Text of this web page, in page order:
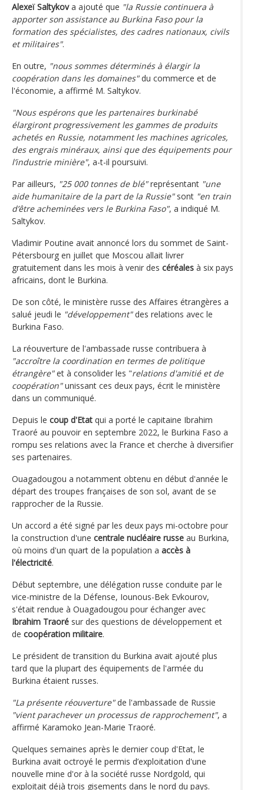
Alexeï Saltykova ajouté que "la Russie continuera à
apporter son assistance au Burkina Faso pour la
formation des spécialistes, des cadres nationaux, civils
et militaires".
En outre, "nous sommes déterminés à élargir la
coopération dans les domaines"du commerce et de
l'économie, a affirmé M. Saltykov.
"Nous espérons que les partenaires burkinabé
élargiront progressivement les gammes de produits
achetés en Russie, notamment les machines agricoles,
des engrais minéraux, ainsi que des équipements pour
l’industrie minière", a-t-il poursuivi.
Par ailleurs, "25 000 tonnes de blé"représentant "une
aide humanitaire de la part de la Russie"sont "en train
d’être acheminées vers le Burkina Faso", a indiqué M.
Saltykov.
Vladimir Poutine avait annoncé lors du sommet de Saint-
Pétersbourg en juillet que Moscou allait livrer
gratuitement dans les mois à venir des céréales à six pays
africains, dont le Burkina.
De son côté, le ministère russe des Affaires étrangères a
salué jeudi le "développement"des relations avec le
Burkina Faso.
La réouverture de l'ambassade russe contribuera à
"accroître la coordination en termes de politique
étrangère"et à consolider les "relations d'amitié et de
coopération"unissant ces deux pays, écrit le ministère
dans un communiqué.
Depuis le coup d'Etat qui a porté le capitaine Ibrahim
Traoré au pouvoir en septembre 2022, le Burkina Faso a
rompu ses relations avec la France et cherche à diversifier
ses partenaires.
Ouagadougou a notamment obtenu en début d'année le
départ des troupes françaises de son sol, avant de se
rapprocher de la Russie.
Un accord a été signé par les deux pays mi-octobre pour
la construction d'une centrale nucléaire russe au Burkina,
où moins d'un quart de la population a accès à
l'électricité.
Début septembre, une délégation russe conduite par le
vice-ministre de la Défense, Iounous-Bek Evkourov,
s'était rendue à Ouagadougou pour échanger avec
Ibrahim Traoré sur des questions de développement et
de coopération militaire.
Le président de transition du Burkina avait ajouté plus
tard que la plupart des équipements de l'armée du
Burkina étaient russes.
"La présente réouverture"de l'ambassade de Russie
"vient parachever un processus de rapprochement", a
affirmé Karamoko Jean-Marie Traoré.
Quelques semaines après le dernier coup d'Etat, le
Burkina avait octroyé le permis d’exploitation d'une
nouvelle mine d'or à la société russe Nordgold, qui
exploitait déjà trois gisements dans le nord du pays.